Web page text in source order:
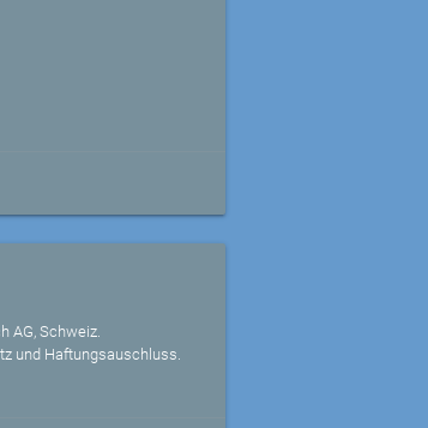
AG, Schweiz.
und Haftungsauschluss.